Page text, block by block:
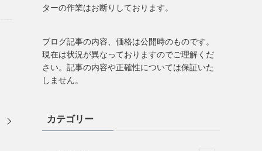
ターの作業はお断りしております。
ブログ記事の内容、価格は公開時のものです。
現在は状況が異なっておりますのでご理解くだ
さい。記事の内容や正確性については保証いた
しません。
カテゴリー